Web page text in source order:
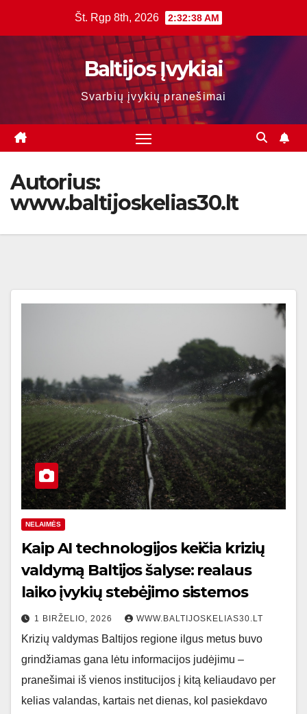
Št. Rgp 8th, 2026 2:32:40 AM
Baltijos Įvykiai
Svarbių įvykių pranešimai
Autorius:
www.baltijoskelias30.lt
NELAIMĖS
Kaip AI technologijos keičia krizių
valdymą Baltijos šalyse: realaus
laiko įvykių stebėjimo sistemos
1 BIRŽELIO, 2026 WWW.BALTIJOSKELIAS30.LT
Krizių valdymas Baltijos regione ilgus metus buvo
grindžiamas gana lėtu informacijos judėjimu –
pranešimai iš vienos institucijos į kitą keliaudavo per
kelias valandas, kartais net dienas, kol pasiekdavo